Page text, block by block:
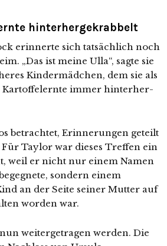
hinterhergekrabbelt
erin­ner­te sich tat­säch­lich noch
„Das ist mei­ne Ulla“, sag­te sie
Kindermädchen, dem sie als
Kartoffelernte immer hin­ter­her­
betrach­tet, Erinnerungen geteilt
Taylor war die­ses Treffen ein
weil er nicht nur einem Namen
son­dern einem
an der Seite sei­ner Mutter auf
wor­den war.
wei­ter­ge­tra­gen wer­den. Die